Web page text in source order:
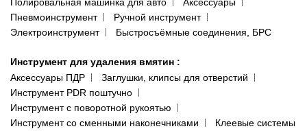
Пневмоинструмент
Ручной инструмент
Электроинструмент
Быстросъёмные соединения, БРС
Инструмент для удаления вмятин :
Аксессуары ПДР
Заглушки, клипсы для отверстий
Инструмент PDR поштучно
Инструмент с поворотной рукоятью
Инструмент со сменными наконечниками
Клеевые системы